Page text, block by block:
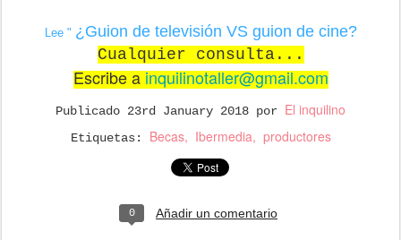
Lee " ¿Guion de televisión VS guion de cine?
Cualquier consulta...
Escribe ainquilinotaller@gmail.com
Publicado 23rd January 2018 por El inquilino
Etiquetas: Becas Ibermedia productores
0 Añadir un comentario